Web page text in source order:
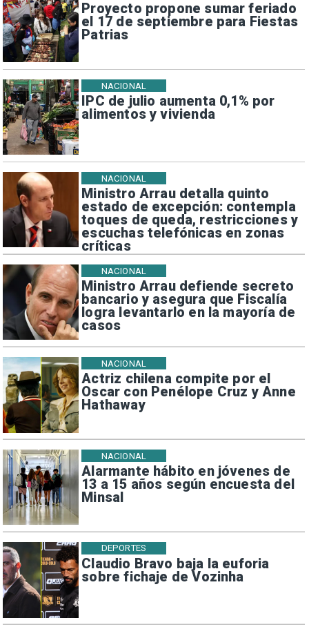
Proyecto propone sumar feriado
el 17 de septiembre para Fiestas
Patrias
IPC de julio aumenta 0,1% por
alimentos y vivienda
NACIONAL
Ministro Arrau detalla quinto
estado de excepción: contempla
toques de queda, restricciones y
escuchas telefónicas en zonas
críticas
NACIONAL
Ministro Arrau defiende secreto
bancario y asegura que Fiscalía
logra levantarlo en la mayoría de
casos
NACIONAL
Actriz chilena compite por el
Oscar con Penélope Cruz y Anne
Hathaway
NACIONAL
Alarmante hábito en jóvenes de
13 a 15 años según encuesta del
Minsal
NACIONAL
Claudio Bravo baja la euforia
sobre fichaje de Vozinha
DEPORTES